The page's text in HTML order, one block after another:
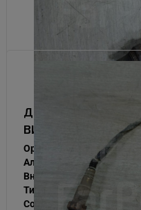
Датчик
ВИС 2345 1
Оригинальный номер
Альтернативный номер
Внутренний номер:
Тип детали: Б/У
Состояние: Нормальное